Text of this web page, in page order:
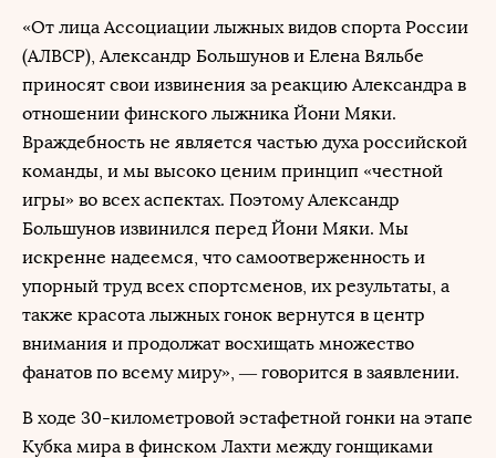
«От лица Ассоциации лыжных видов спорта России
(АЛВСР), Александр Большунов и Елена Вяльбе
приносят свои извинения за реакцию Александра в
отношении финского лыжника Йони Мяки.
Враждебность не является частью духа российской
команды, и мы высоко ценим принцип «честной
игры» во всех аспектах. Поэтому Александр
Большунов извинился перед Йони Мяки. Мы
искренне надеемся, что самоотверженность и
упорный труд всех спортсменов, их результаты, а
также красота лыжных гонок вернутся в центр
внимания и продолжат восхищать множество
фанатов по всему миру», — говорится в заявлении.
В ходе 30-километровой эстафетной гонки на этапе
Кубка мира в финском Лахти между гонщиками